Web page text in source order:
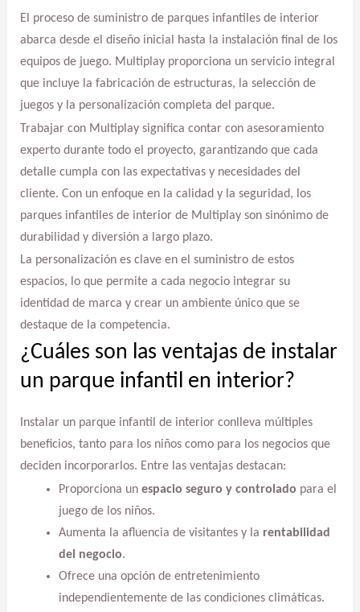
El proceso de suministro de parques infantiles de interior
abarca desde el diseño inicial hasta la instalación final de los
equipos de juego. Multiplay proporciona un servicio integral
que incluye la fabricación de estructuras, la selección de
juegos y la personalización completa del parque.
Trabajar con Multiplay significa contar con asesoramiento
experto durante todo el proyecto, garantizando que cada
detalle cumpla con las expectativas y necesidades del
cliente. Con un enfoque en la calidad y la seguridad, los
parques infantiles de interior de Multiplay son sinónimo de
durabilidad y diversión a largo plazo.
La personalización es clave en el suministro de estos
espacios, lo que permite a cada negocio integrar su
identidad de marca y crear un ambiente único que se
destaque de la competencia.
¿Cuáles son las ventajas de instalar
un parque infantil en interior?
Instalar un parque infantil de interior conlleva múltiples
beneficios, tanto para los niños como para los negocios que
deciden incorporarlos. Entre las ventajas destacan:
Proporciona un espacio seguro y controlado para el
juego de los niños.
Aumenta la afluencia de visitantes y la rentabilidad
del negocio.
Ofrece una opción de entretenimiento
independientemente de las condiciones climáticas.